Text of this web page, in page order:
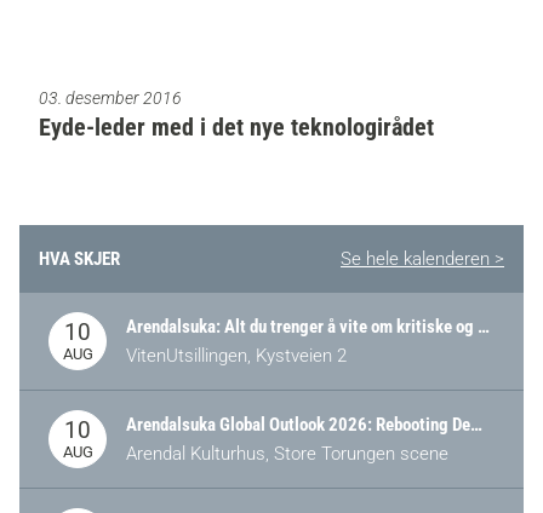
03. desember 2016
Eyde-leder med i det nye teknologirådet
HVA SKJER Se hele kalenderen >
10
AUG
Arendalsuka: Alt du trenger å vite om kritiske og strategiske verdikjeder i Norge
VitenUtsillingen, Kystveien 2
10
AUG
Arendalsuka Global Outlook 2026: Rebooting Democracy for a New World Order
Arendal Kulturhus, Store Torungen scene